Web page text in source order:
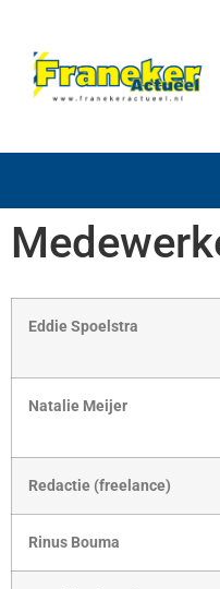
Eddie Spoelstra
Natalie Meijer
Redactie (freelance)
Rinus Bouma